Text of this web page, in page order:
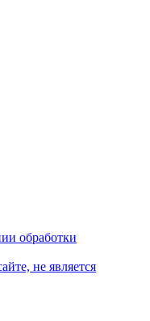
обработки
не является